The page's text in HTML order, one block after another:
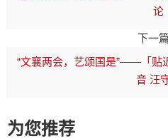
论
下一篇
“文襄两会，艺颂国是”——「贴
音 汪
为您推荐